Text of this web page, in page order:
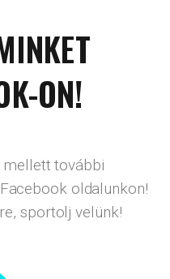
ON!
mellett további
oldalunkon!
sportolj velünk!